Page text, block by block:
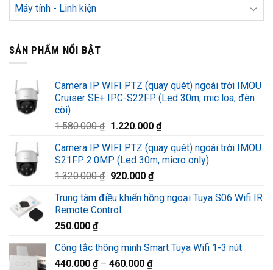
Máy tính - Linh kiện
SẢN PHẨM NỔI BẬT
Camera IP WIFI PTZ (quay quét) ngoài trời IMOU
Cruiser SE+ IPC-S22FP (Led 30m, mic loa, đèn
còi)
1.580.000₫ Giá
là:
1.580.000 ₫.
1.220.000 ₫Giá
tại
là:
Camera IP WIFI PTZ (quay quét) ngoài trời IMOU
S21FP 2.0MP (Led 30m, micro only)
1.320.000₫ Giá
là:
1.320.000 ₫.
920.000 ₫Giá
tại
Trung tâm điều khiển hồng ngoại Tuya S06 Wifi IR
Remote Control
250.000 ₫
Công tắc thông minh Smart Tuya Wifi 1-3 nút
440.000 ₫– 460.000 ₫